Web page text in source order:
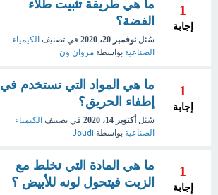
1
إجابة
ما هي طريقة تثبيت طلاء
الفضة؟
سُئل نوفمبر 20، 2020 في تصنيف الكيمياء
الصناعية بواسطة مروان ون
1
إجابة
ما هي المواد التي تستخدم في
إطفاء الحريق؟
سُئل أكتوبر 14، 2020 في تصنيف الكيمياء
الصناعية بواسطة Joudi
1
إجابة
ما هي المادة التي تخلط مع
الزيت فيتحول لونه للأبيض ؟